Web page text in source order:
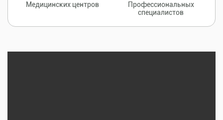
Медицинских центров
Профессиональных
специалистов